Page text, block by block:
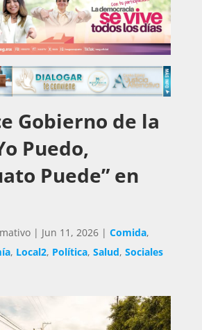
Gobierno de la
Puedo,
Puede” en
| Jun 11, 2026| Comida,
, Local2, Política, Salud, Sociales